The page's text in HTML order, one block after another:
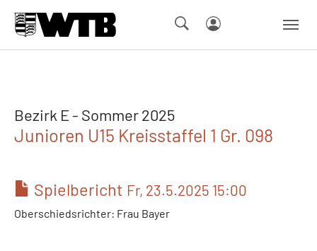
Bezirk E - Sommer 2025
Junioren U15 Kreisstaffel 1 Gr. 098
Spielbericht Fr, 23.5.2025 15:00
Oberschiedsrichter: Frau Bayer